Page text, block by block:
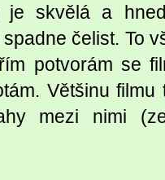
je skvělá a
čelist. To
potvorám se
Většinu
mezi nimi